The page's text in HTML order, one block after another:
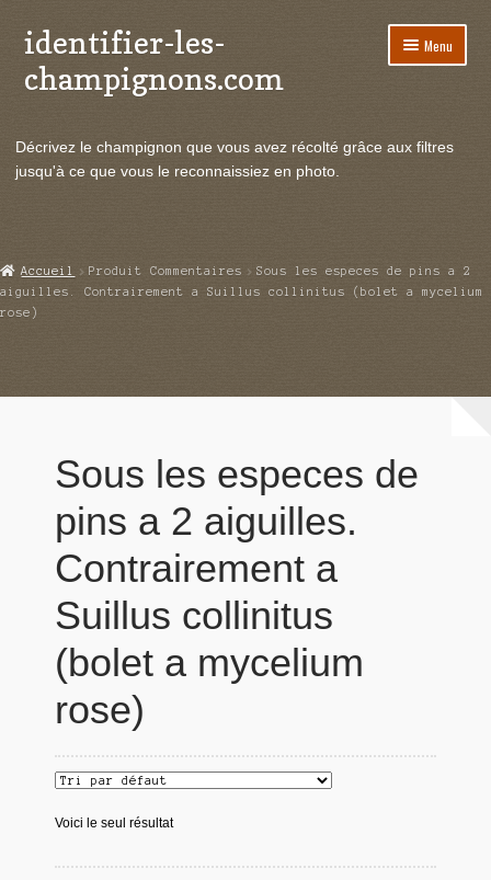
Aller
à
la
Aller
au
contenu
identifier-les-
champignons.com
Menu
le
Actualités
menu
enfant
Echanges et contacts
Ouvrir
le
Mycologie
Décrivez le champignon que vous avez récolté grâce aux filtres
jusqu'à ce que vous le reconnaissiez en photo.
Accueil Produit Commentaires
Sous les especes de pins a 2
aiguilles. Contrairement a Suillus collinitus (bolet a mycelium
rose)
Sous les especes de
pins a 2 aiguilles.
Contrairement a
Suillus collinitus
(bolet a mycelium
rose)
Voici le seul résultat